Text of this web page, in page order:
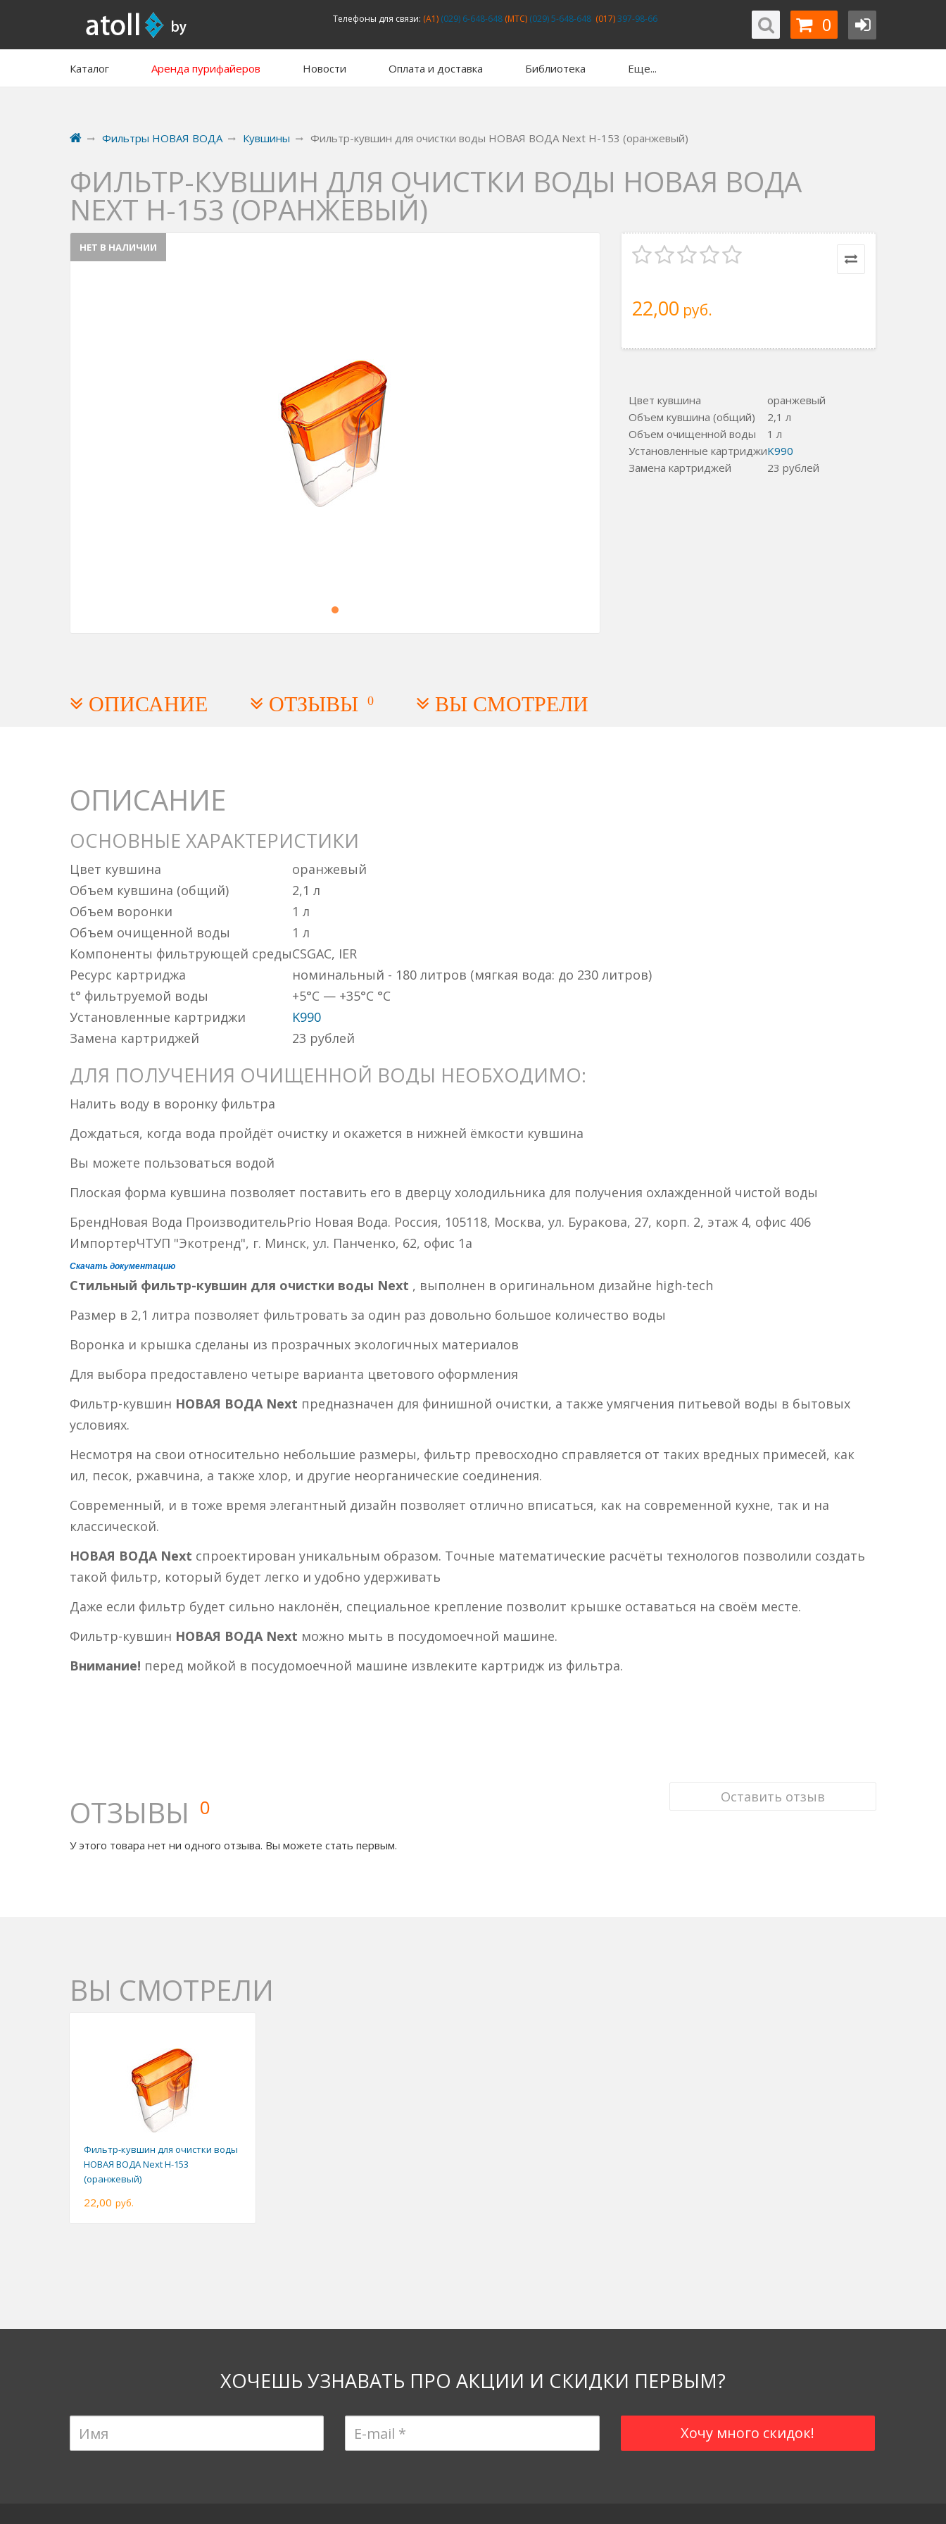
Телефоны для связи: (A1)(029) 6-648-648(MTC)(029) 5-648-648 (017)397-98-66 0
Каталог Аренда пурифайеров Новости Оплата и доставка Библиотека Еще...
Фильтры НОВАЯ ВОДА Кувшины Фильтр-кувшин для очистки воды НОВАЯ ВОДА Next H-153 (оранжевый)
ФИЛЬТР-КУВШИН ДЛЯ ОЧИСТКИ ВОДЫ НОВАЯ ВОДА
NEXT H-153 (ОРАНЖЕВЫЙ)
НЕТ В НАЛИЧИИ
22,00 руб.
Цвет кувшина
оранжевый
Объем кувшина (общий)
2,1 л
Объем очищенной воды
1 л
Установленные картриджиK990
Замена картриджей
23 рублей
ОПИСАНИЕ ОТЗЫВЫ 0 ВЫ СМОТРЕЛИ
ОПИСАНИЕ
ОСНОВНЫЕ ХАРАКТЕРИСТИКИ
Цвет кувшина
оранжевый
Объем кувшина (общий)
2,1 л
Объем воронки
1 л
Объем очищенной воды
1 л
Компоненты фильтрующей средыCSGAC, IER
Ресурс картриджа
номинальный - 180 литров (мягкая вода: до 230 литров)
t° фильтруемой воды
+5°C — +35°C °C
Установленные картриджи
K990
Замена картриджей
23 рублей
ДЛЯ ПОЛУЧЕНИЯ ОЧИЩЕННОЙ ВОДЫ НЕОБХОДИМО:
Налить воду в воронку фильтра
Дождаться, когда вода пройдёт очистку и окажется в нижней ёмкости кувшина
Вы можете пользоваться водой
Плоская форма кувшина позволяет поставить его в дверцу холодильника для получения охлажденной чистой воды
БрендНовая Вода ПроизводительPrio Новая Вода. Россия, 105118, Москва, ул. Буракова, 27, корп. 2, этаж 4, офис 406
ИмпортерЧТУП "Экотренд", г. Минск, ул. Панченко, 62, офис 1а
Скачать документацию
Стильный фильтр-кувшин для очистки воды Next , выполнен в оригинальном дизайне high-tech
Размер в 2,1 литра позволяет фильтровать за один раз довольно большое количество воды
Воронка и крышка сделаны из прозрачных экологичных материалов
Для выбора предоставлено четыре варианта цветового оформления
Фильтр-кувшин НОВАЯ ВОДА Next предназначен для финишной очистки, а также умягчения питьевой воды в бытовых
условиях.
Несмотря на свои относительно небольшие размеры, фильтр превосходно справляется от таких вредных примесей, как
ил, песок, ржавчина, а также хлор, и другие неорганические соединения.
Современный, и в тоже время элегантный дизайн позволяет отлично вписаться, как на современной кухне, так и на
классической.
НОВАЯ ВОДА Next спроектирован уникальным образом. Точные математические расчёты технологов позволили создать
такой фильтр, который будет легко и удобно удерживать
Даже если фильтр будет сильно наклонён, специальное крепление позволит крышке оставаться на своём месте.
Фильтр-кувшин НОВАЯ ВОДА Next можно мыть в посудомоечной машине.
Внимание! перед мойкой в посудомоечной машине извлеките картридж из фильтра.
ОТЗЫВЫ 0 Оставить отзыв
У этого товара нет ни одного отзыва. Вы можете стать первым.
ВЫ СМОТРЕЛИ
Фильтр-кувшин для очистки воды
НОВАЯ ВОДА Next H-153
(оранжевый)
22,00 руб.
ХОЧЕШЬ УЗНАВАТЬ ПРО АКЦИИ И СКИДКИ ПЕРВЫМ?